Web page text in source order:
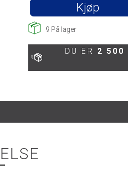
Kjøp
9 På lager
DU ER 2 500